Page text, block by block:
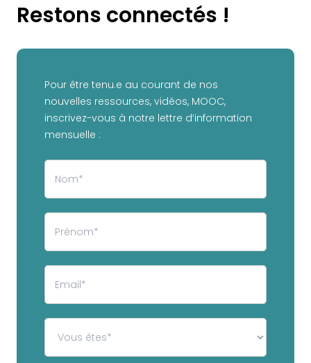
Restons connectés !
Pour être tenu.e au courant de nos
nouvelles ressources, vidéos, MOOC,
inscrivez-vous à notre lettre d’information
mensuelle :